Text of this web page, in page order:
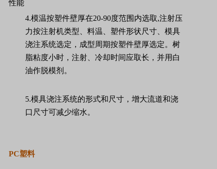
性能
4.模温按塑件壁厚在20-90度范围内选取,注射压
力按注射机类型、料温、塑件形状尺寸、模具
浇注系统选定，成型周期按塑件壁厚选定。树
脂粘度小时，注射、冷却时间应取长，并用白
油作脱模剂。
5.模具浇注系统的形式和尺寸，增大流道和浇
口尺寸可减少缩水。
PC塑料